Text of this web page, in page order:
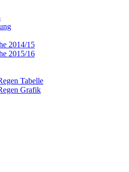
2014/15
2015/16
Tabelle
Grafik